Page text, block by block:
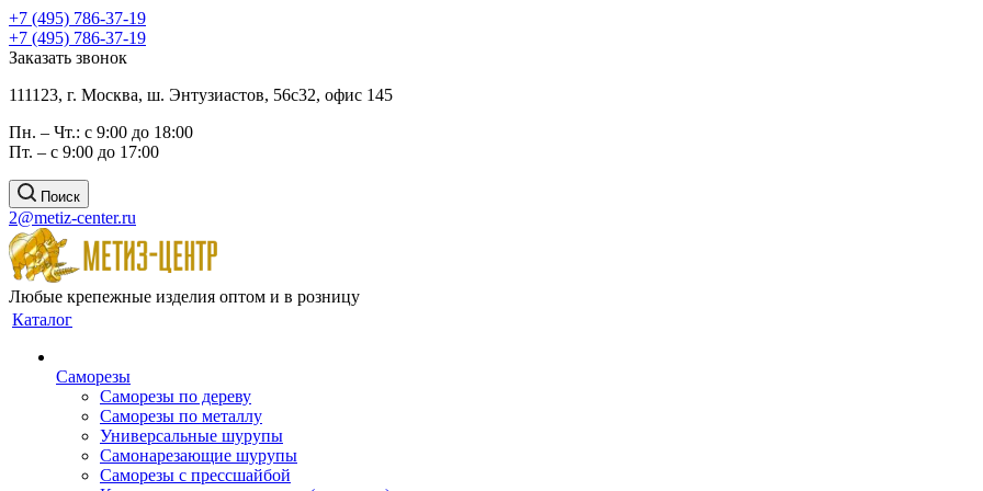
+7 (495) 786-37-19
+7 (495) 786-37-19
Заказать звонок
111123, г. Москва, ш. Энтузиастов, 56с32, офис 145
Пн. – Чт.: с 9:00 до 18:00
Пт. – с 9:00 до 17:00
Поиск
2@metiz-center.ru
Любые крепежные изделия оптом и в розницу
Каталог
Саморезы
Саморезы по дереву
Саморезы по металлу
Универсальные шурупы
Самонарезающие шурупы
Саморезы с прессшайбой